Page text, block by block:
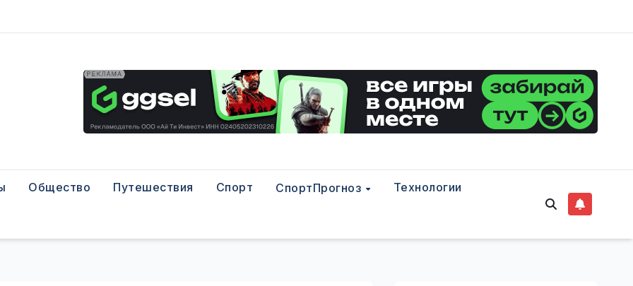
Общество Путешествия Спорт СпортПрогноз Технологии